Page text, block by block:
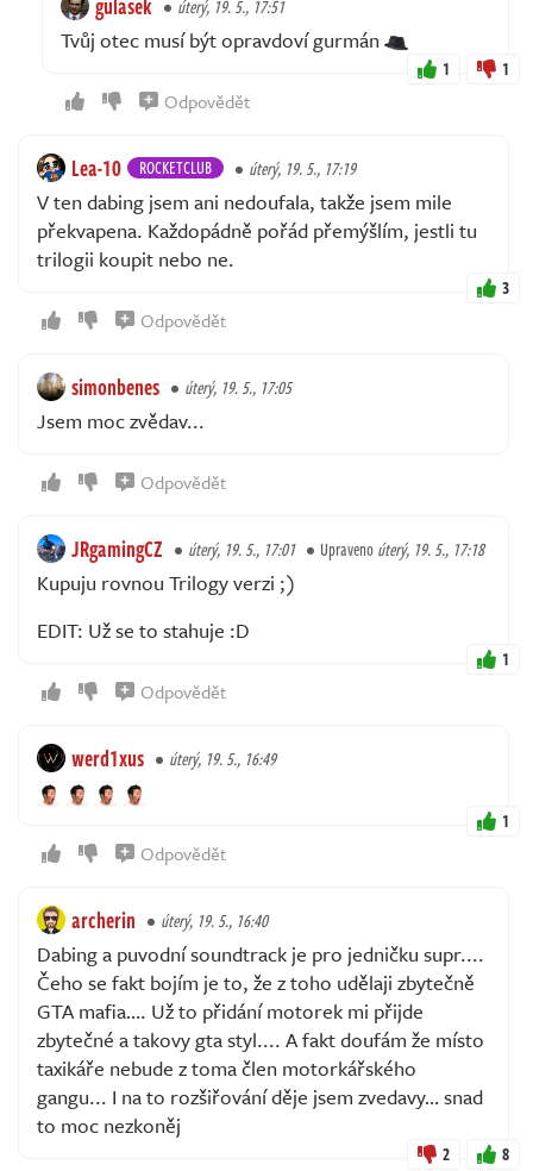
úterý, 19. 5., 17:51
Tvůj otec musí být opravdoví gurmán
1 1
Odpovědět
Lea-10 ROCKETCLUB úterý, 19. 5., 17:19
V ten dabing jsem ani nedoufala, takže jsem mile
překvapena. Každopádně pořád přemýšlím, jestli tu
trilogii koupit nebo ne.
3
Odpovědět
simonbenes úterý, 19. 5., 17:05
Jsem moc zvědav...
Odpovědět
JRgamingCZ úterý, 19. 5., 17:01 Upravenoúterý, 19. 5., 17:18
Kupuju rovnou Trilogy verzi ;)
EDIT: Už se to stahuje :D
1
Odpovědět
werd1xus úterý, 19. 5., 16:49
1
Odpovědět
archerin úterý, 19. 5., 16:40
Dabing a puvodní soundtrack je pro jedničku supr....
Čeho se fakt bojím je to, že z toho udělaji zbytečně
GTA mafia…. Už to přidání motorek mi přijde
zbytečné a takovy gta styl.... A fakt doufám že místo
taxikáře nebude z toma člen motorkářského
gangu... I na to rozšiřování děje jsem zvedavy… snad
to moc nezkoněj
2 8